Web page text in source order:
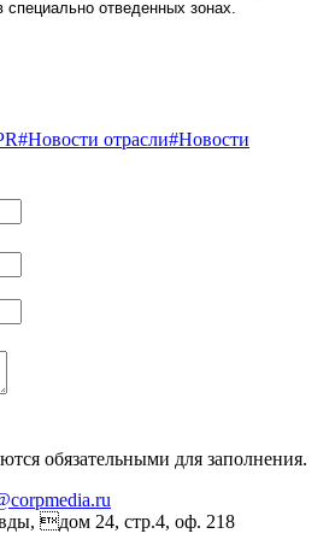
отведенных зонах.
#Новости отрасли#Новости
обязательными для заполнения.
дом 24, стр.4, оф. 218